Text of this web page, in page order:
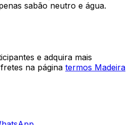
sabão neutro e água.
e adquira mais
na página termos Madeira